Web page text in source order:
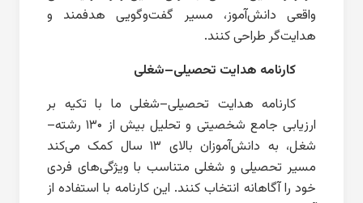
واقعی دانش‌آموز، مسیر گفت‌وگویی هدفمند و
هدایت‌گر طراحی کنند.
کارنامه هدایت تحصیلی–شغلی
کارنامه هدایت تحصیلی–شغلی ما با تکیه بر
ارزیابی جامع شخصیتی و تحلیل بیش از ۱۳۰ رشته–
شغل، به دانش‌آموزان بالای ۱۳ سال کمک می‌کند
مسیر تحصیلی و شغلی متناسب با ویژگی‌های فردی
خود را آگاهانه انتخاب کنند. این کارنامه با استفاده از